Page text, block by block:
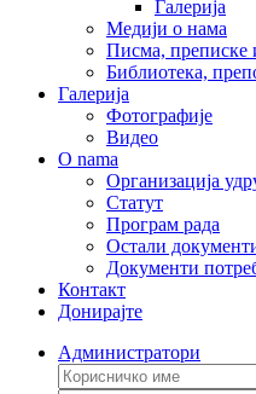
Галерија
Медији о нама
Писма, преписке
Библиотека,
Галерија
Фотографије
Видео
O nama
Организација
Статут
Програм рада
Остали
Документи
Контакт
Донирајте
Администратори